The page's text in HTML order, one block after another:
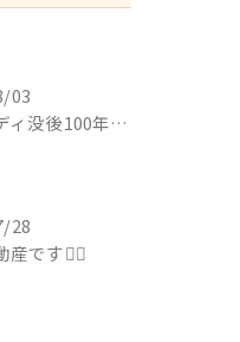
03
今年ガウディ没後100年イエスキリストの塔が完成
28
産です🙂‍↕️